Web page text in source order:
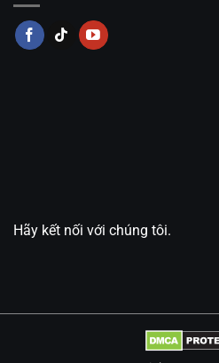
Hãy kết nối với chúng tôi.